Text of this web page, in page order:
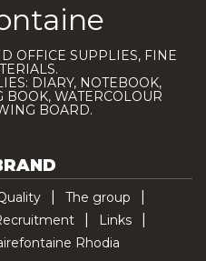
OFFICE SUPPLIES, FINE
DIARY, NOTEBOOK,
BOOK, WATERCOLOUR
BOARD.
The group
Links
Rhodia